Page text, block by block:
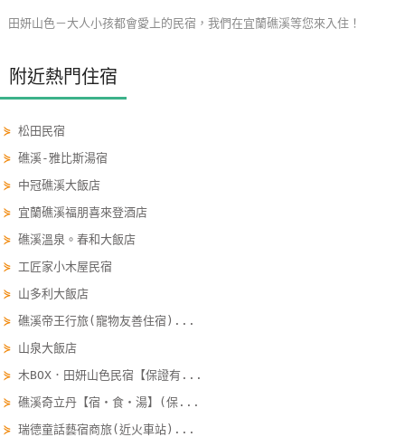
單
管
會
員
戶
服
聯
絡
單
田妍山色－大人小孩都會愛上的民宿，我們在宜蘭礁溪等您來入住！
附近熱門住宿
⋟松田民宿
⋟礁溪-雅比斯湯宿
⋟ 中冠礁溪大飯店
⋟ 宜蘭礁溪福朋喜來登酒店
⋟礁溪溫泉。春和大飯店
⋟ 工匠家小木屋民宿
⋟ 山多利大飯店
⋟礁溪帝王行旅(寵物友善住宿)...
⋟ 山泉大飯店
⋟木BOX．田妍山色民宿【保證有...
⋟礁溪奇立丹【宿‧食‧湯】(保...
⋟瑞德童話藝宿商旅(近火車站)...